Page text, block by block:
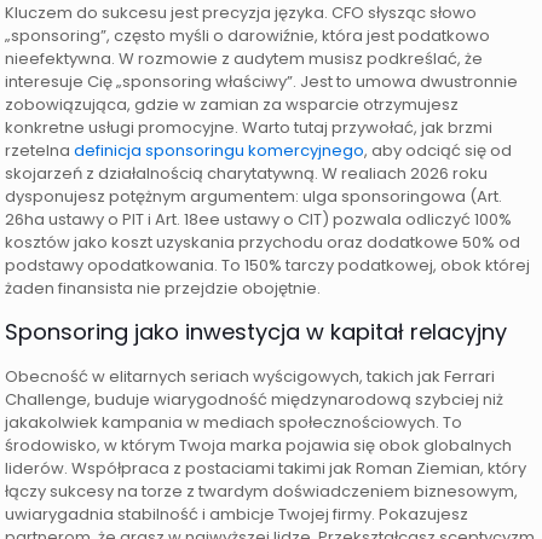
Kluczem do sukcesu jest precyzja języka. CFO słysząc słowo
„sponsoring”, często myśli o darowiźnie, która jest podatkowo
nieefektywna. W rozmowie z audytem musisz podkreślać, że
interesuje Cię „sponsoring właściwy”. Jest to umowa dwustronnie
zobowiązująca, gdzie w zamian za wsparcie otrzymujesz
konkretne usługi promocyjne. Warto tutaj przywołać, jak brzmi
rzetelnadefinicja sponsoringu komercyjnego, aby odciąć się od
skojarzeń z działalnością charytatywną. W realiach 2026 roku
dysponujesz potężnym argumentem: ulga sponsoringowa (Art.
26ha ustawy o PIT i Art. 18ee ustawy o CIT) pozwala odliczyć 100%
kosztów jako koszt uzyskania przychodu oraz dodatkowe 50% od
podstawy opodatkowania. To 150% tarczy podatkowej, obok której
żaden finansista nie przejdzie obojętnie.
Sponsoring jako inwestycja w kapitał relacyjny
Obecność w elitarnych seriach wyścigowych, takich jak Ferrari
Challenge, buduje wiarygodność międzynarodową szybciej niż
jakakolwiek kampania w mediach społecznościowych. To
środowisko, w którym Twoja marka pojawia się obok globalnych
liderów. Współpraca z postaciami takimi jak Roman Ziemian, który
łączy sukcesy na torze z twardym doświadczeniem biznesowym,
uwiarygadnia stabilność i ambicje Twojej firmy. Pokazujesz